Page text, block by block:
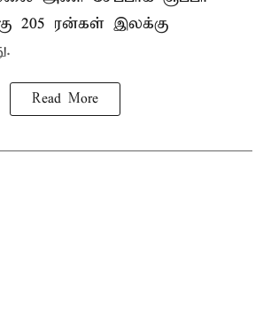
205 ரன்கள் இலக்கு
Read More